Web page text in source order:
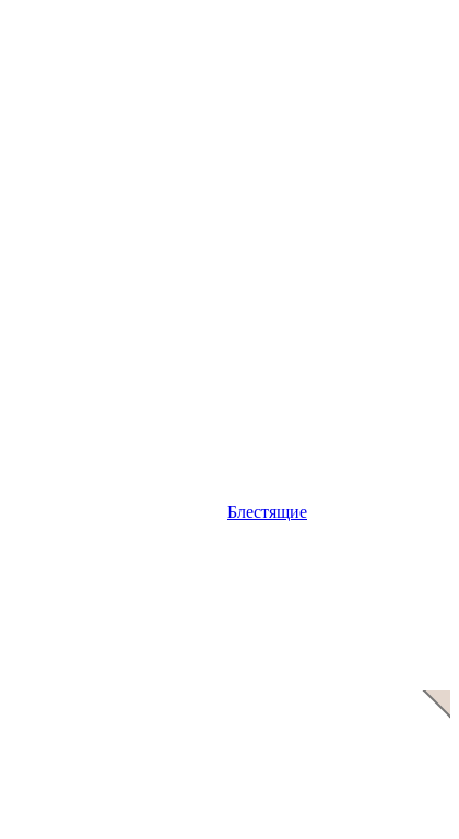
Блестящие